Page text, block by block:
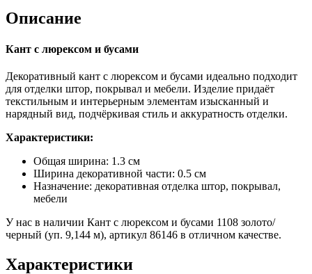
Описание
Кант с люрексом и бусами
Декоративный кант с люрексом и бусами идеально подходит
для отделки штор, покрывал и мебели. Изделие придаёт
текстильным и интерьерным элементам изысканный и
нарядный вид, подчёркивая стиль и аккуратность отделки.
Характеристики:
Общая ширина: 1.3 см
Ширина декоративной части: 0.5 см
Назначение: декоративная отделка штор, покрывал,
мебели
У нас в наличии Кант с люрексом и бусами 1108 золото/
черный (уп. 9,144 м), артикул 86146 в отличном качестве.
Характеристики